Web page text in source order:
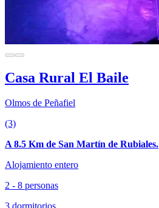
Casa Rural El Baile
Olmos de Peñafiel
(3)
A 8.5 Km de San Martín de Rubiales.
Alojamiento entero
2 - 8 personas